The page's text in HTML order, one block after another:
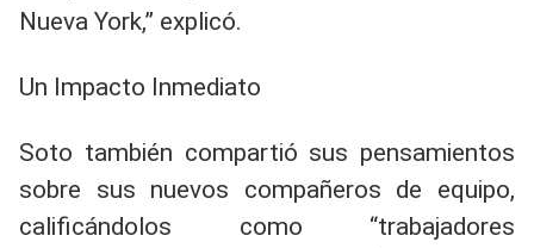
Nueva York,” explicó.
Un Impacto Inmediato
Soto también compartió sus pensamientos
sobre sus nuevos compañeros de equipo,
calificándolos como “trabajadores